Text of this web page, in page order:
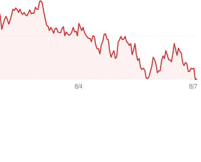
8/4 8/7